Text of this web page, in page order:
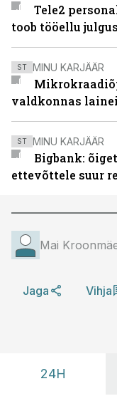
Tele2
toob tööellu
ST MINU KARJÄÄR
valdkonnas
ST MINU KARJÄÄR
Bigbank:
ettevõttele suur
Mai
Jaga Vihja
24H